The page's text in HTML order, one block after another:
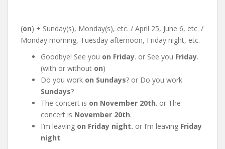
(on) + Sunday(s), Monday(s), etc. / April 25, June 6, etc. /
Monday morning, Tuesday afternoon, Friday night, etc.
Goodbye! See you on Friday. or See you Friday.
(with or without on)
Do you work on Sundays? or Do you work
Sundays?
The concert is on November 20th. or The
concert is November 20th.
I’m leaving on Friday night. or I’m leaving Friday
night.